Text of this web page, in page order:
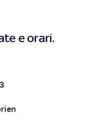
e orari.